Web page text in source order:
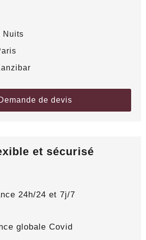
Nuits
de devis
et sécurisé
24h/24 et 7j/7
globale Covid